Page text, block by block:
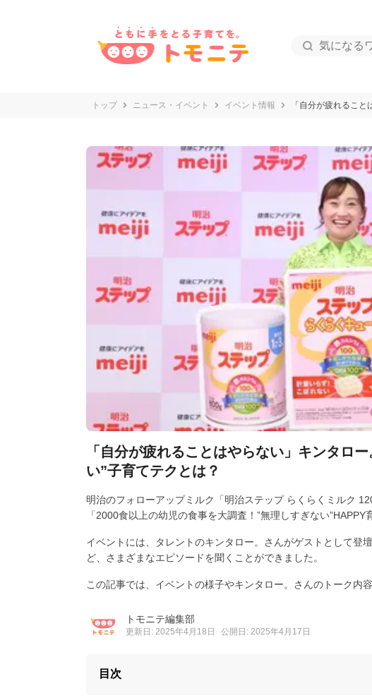
トップ ニュース・イベント イベント情報 「自分が疲れるこ
「自分が疲れることはやらない」キンタロ
い”子育てテクとは？
明治のフォローアップミルク「明治ステップ らくらくミルク
「2000食以上の幼児の食事を大調査！”無理しすぎない
イベントには、タレントのキンタロー。さんがゲストとして登
ど、さまざまなエピソードを聞くことができました。
この記事では、イベントの様子やキンタロー。さんのトーク内
トモニテ編集部
更新日: 2025年4月18日 公開日: 2025年4月17日
目次